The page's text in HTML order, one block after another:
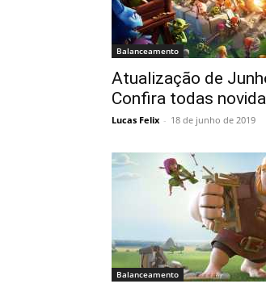
Balanceamento
Atualização de
Confira todas
Lucas Felix - 18 de junho de 2019
Balanceamento